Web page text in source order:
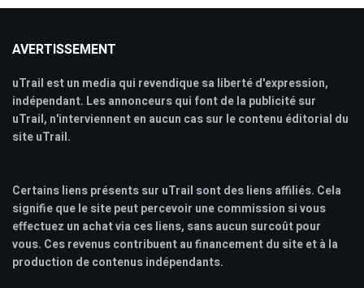
AVERTISSEMENT
uTrail est un media qui revendique sa liberté d'expression,
indépendant. Les annonceurs qui font de la publicité sur
uTrail, n'interviennent en aucun cas sur le contenu éditorial du
site uTrail.
Certains liens présents sur uTrail sont des liens affiliés. Cela
signifie que le site peut percevoir une commission si vous
effectuez un achat via ces liens, sans aucun surcoût pour
vous. Ces revenus contribuent au financement du site et à la
production de contenus indépendants.